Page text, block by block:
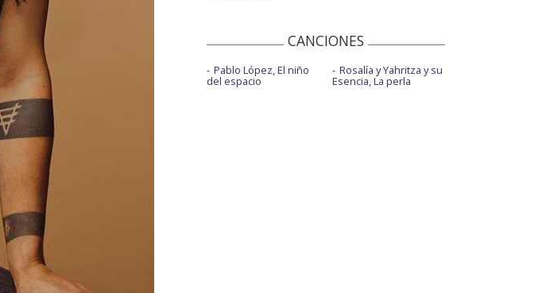
CANCIONES
Pablo López, El niño
del espacio
Rosalía y Yahritza y su
Esencia, La perla